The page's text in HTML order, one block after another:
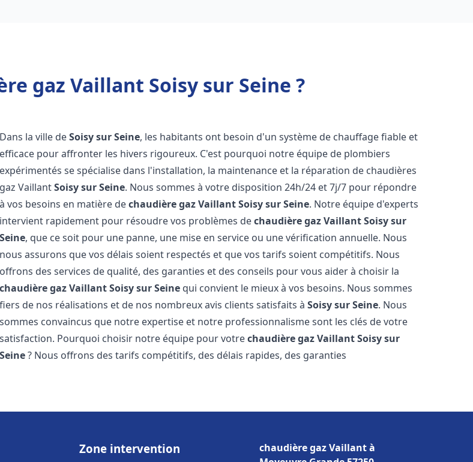
gaz Vaillant Soisy sur Seine ?
Dans la ville deSoisy sur Seine, les habitants ont besoin d'un système de chauffage fiable et
efficace pour affronter les hivers rigoureux. C'est pourquoi notre équipe de plombiers
expérimentés se spécialise dans l'installation, la maintenance et la réparation de chaudières
gaz VaillantSoisy sur Seine. Nous sommes à votre disposition 24h/24 et 7j/7 pour répondre
à vos besoins en matière dechaudière gaz VaillantSoisy sur Seine. Notre équipe d'experts
intervient rapidement pour résoudre vos problèmes dechaudière gaz VaillantSoisy sur
Seine, que ce soit pour une panne, une mise en service ou une vérification annuelle. Nous
nous assurons que vos délais soient respectés et que vos tarifs soient compétitifs. Nous
offrons des services de qualité, des garanties et des conseils pour vous aider à choisir la
chaudière gaz VaillantSoisy sur Seine qui convient le mieux à vos besoins. Nous sommes
fiers de nos réalisations et de nos nombreux avis clients satisfaits àSoisy sur Seine. Nous
sommes convaincus que notre expertise et notre professionnalisme sont les clés de votre
satisfaction. Pourquoi choisir notre équipe pour votrechaudière gaz VaillantSoisy sur
Seine? Nous offrons des tarifs compétitifs, des délais rapides, des garanties
Zone intervention
chaudière gaz Vaillant à